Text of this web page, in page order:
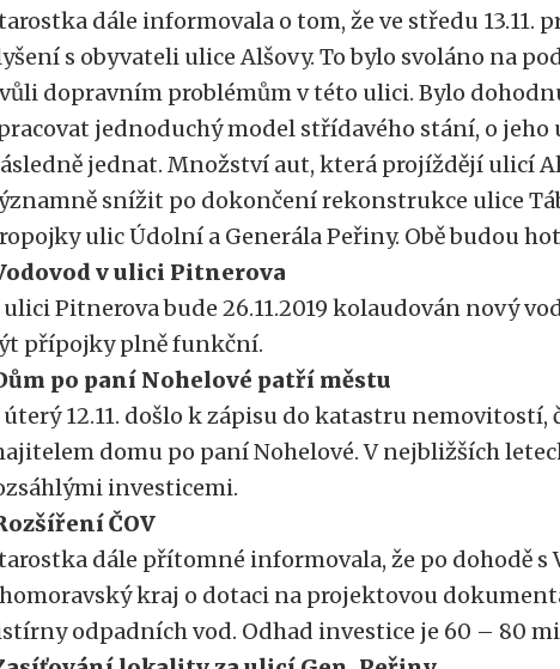
dále informovala o tom, že ve středu 13.11.
s obyvateli ulice Alšovy. To bylo svoláno na
dopravním problémům v této ulici. Bylo
jednoduchý model střídavého stání, o jeho
jednat. Množství aut, která projíždějí ulicí
snížit po dokončení rekonstrukce ulice
ulic Údolní a Generála Peřiny. Obě budou
v ulici Pitnerova
ulici Pitnerova bude 26.11.2019 kolaudován nový
přípojky plně funkční.
po paní Nohelové patří městu
úterý 12.11. došlo k zápisu do katastru nemovitostí,
domu po paní Nohelové. V nejbližších
investicemi.
ČOV
dále přítomné informovala, že po dohodě s
kraj o dotaci na projektovou
odpadních vod. Odhad investice je 60 – 80